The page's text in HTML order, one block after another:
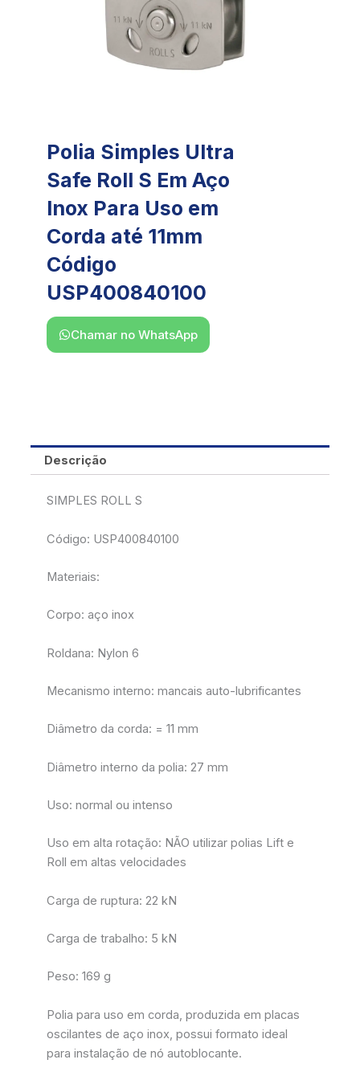
Polia Simples Ultra
Safe Roll S Em Aço
Inox Para Uso em
Corda até 11mm
Código
USP400840100
Chamar no WhatsApp
Descrição
SIMPLES ROLL S
Código: USP400840100
Materiais:
Corpo: aço inox
Roldana: Nylon 6
Mecanismo interno: mancais auto-lubrificantes
Diâmetro da corda: = 11 mm
Diâmetro interno da polia: 27 mm
Uso: normal ou intenso
Uso em alta rotação: NÃO utilizar polias Lift e
Roll em altas velocidades
Carga de ruptura: 22 kN
Carga de trabalho: 5 kN
Peso: 169 g
Polia para uso em corda, produzida em placas
oscilantes de aço inox, possui formato ideal
para instalação de nó autoblocante.